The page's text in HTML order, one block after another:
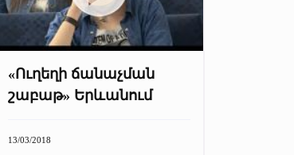
«Ուղեղի ճանաչման
շաբաթ» Երևանում
13/03/2018